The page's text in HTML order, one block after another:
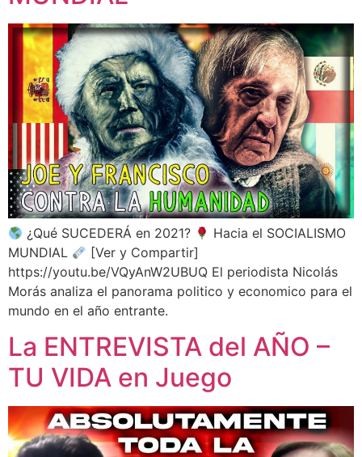
¿Qué SUCEDERÁ en 2021?
Hacia el SOCIALISMO
MUNDIAL
[Ver y Compartir]
https://youtu.be/VQyAnW2UBUQ El periodista Nicolás
Morás analiza el panorama politico y economico para el
mundo en el año entrante.
La ENTREVISTA del AÑO –
TU VIDA en Juego